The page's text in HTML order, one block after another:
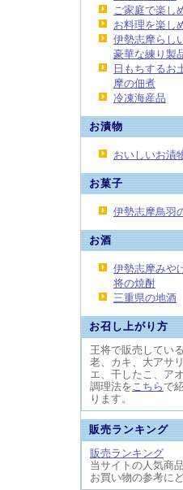
ご家庭で楽し
お料理を楽し
伊勢志摩らし
豪華な練り製
日もちするお
摩の佃煮
冷凍海産品
お漬物
おいしいお漬
お菓子
伊勢志摩鳥羽
お酒
伊勢志摩みや
将の焼酎
三重県の地酒
お召し上がり方
王将で販売してい
老、カキ、大アサ
エ、干したこ、ア
調理法をこちら で
ります。
販売ランキング
販売ランキング
当サイトの人気商品
お買い物の参考にど